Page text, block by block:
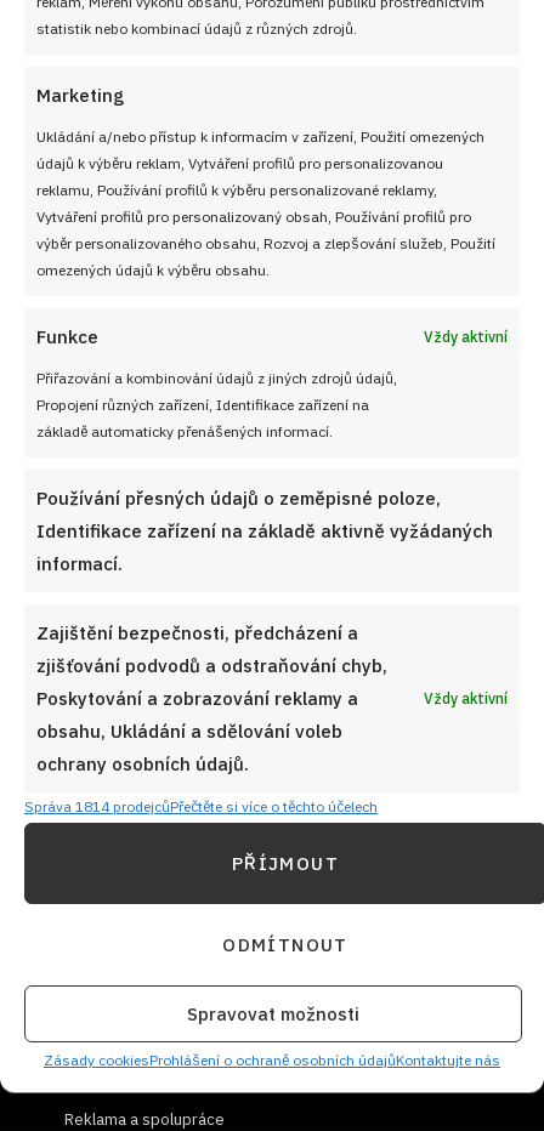
statistik nebo kombinací údajů z různých zdrojů.
Marketing
Ukládání a/nebo přístup k informacím v zařízení, Použití omezených
údajů k výběru reklam, Vytváření profilů pro personalizovanou
reklamu, Používání profilů k výběru personalizované reklamy,
Vytváření profilů pro personalizovaný obsah, Používání profilů pro
výběr personalizovaného obsahu, Rozvoj a zlepšování služeb, Použití
omezených údajů k výběru obsahu.
Funkce Vždy aktivní
Přiřazování a kombinování údajů z jiných zdrojů údajů,
Propojení různých zařízení, Identifikace zařízení na
základě automaticky přenášených informací.
Používání přesných údajů o zeměpisné poloze,
Identifikace zařízení na základě aktivně vyžádaných
informací.
Zajištění bezpečnosti, předcházení a
zjišťování podvodů a odstraňování chyb,
Poskytování a zobrazování reklamy a
obsahu, Ukládání a sdělování voleb
ochrany osobních údajů.
Vždy aktivní
Správa 1814 prodejcůPřečtěte si více o těchto účelech
PŘÍJMOUT
ODMÍTNOUT
Spravovat možnosti
Zásady cookiesProhlášení o ochraně osobních údajůKontaktujte nás
Sledujte nás!
NEZMEŠKEJTE ŽÁDNÝ RECEPT!
Pro odběr nových receptů zadejte Vaši e-mailovou
UŽITEČNÉ ODKAZY
Redakce Cooky.cz
Reklama a spolupráce